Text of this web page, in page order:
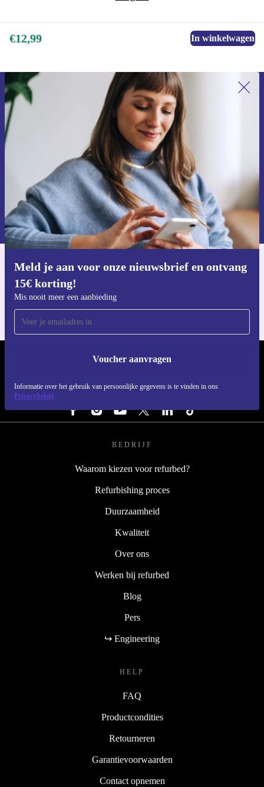
stijlvol, veilig en milieubewust: Met deze beschermhoes
van PanzerGlass™, gemaakt van 100% gerecycled TPU,
deuken, terwijl je gemakkelijk toegang behoudt tot alle
gewenste functies van het apparaat.
€12,99 In winkelwagen
Meld je aan voor onze nieuwsbrief en ontvang
15€ korting!
Mis nooit meer een aanbieding
Voucher aanvragen
Informatie over het gebruik van persoonlijke gegevens is te vinden in ons
Privacybeleid
Meld je aan voor onze nieuwsbrief en
ontvang €15 korting!
Mis nooit meer een aanbieding.
Voucher aanvragen
Informatie over het gebruik van persoonsgegevens vind je in ons
privacybeleid
Download de refurbed app
REFURBED NEDERLAND - RETHINK NEW.
VOLG ONS
BEDRIJF
Waarom kiezen voor refurbed?
Refurbishing proces
Duurzaamheid
Kwaliteit
Over ons
Werken bij refurbed
Blog
Pers
↪ Engineering
HELP
FAQ
Productcondities
Retourneren
Garantievoorwaarden
Contact opnemen